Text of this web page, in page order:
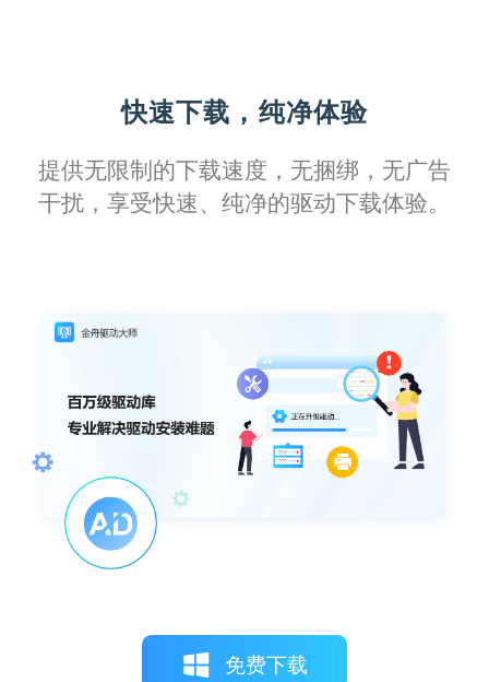
快速下载，纯净体验
提供无限制的下载速度，无捆绑，无广告
干扰，享受快速、纯净的驱动下载体验。
免费下载
一键修复功能简直是救星，它不仅简化了设
置流程，还让我能够迅速解决各种常见的打
面对复杂的办公需求，这款软件提供了全方
位的支持，让我不再担心驱动问题会耽误工
作进度。